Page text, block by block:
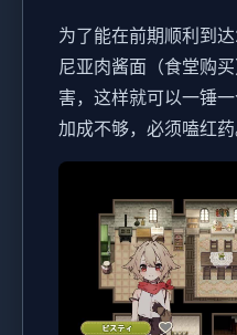
为了能在前期顺利到
尼亚肉酱面（食堂购
害，这样就可以一锤
加成不够，必须嗑红药